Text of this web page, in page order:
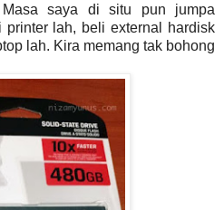
saya di situ pun jumpa
printer lah, beli external hardisk
lah. Kira memang tak bohong